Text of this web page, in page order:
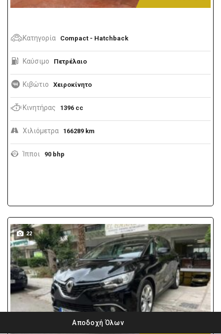
Κατηγορία Compact - Hatchback
Καύσιμο Πετρέλαιο
Κιβώτιο Χειροκίνητο
Κινητήρας 1396 cc
Χιλιόμετρα 166289 km
Ίπποι 90 bhp
22